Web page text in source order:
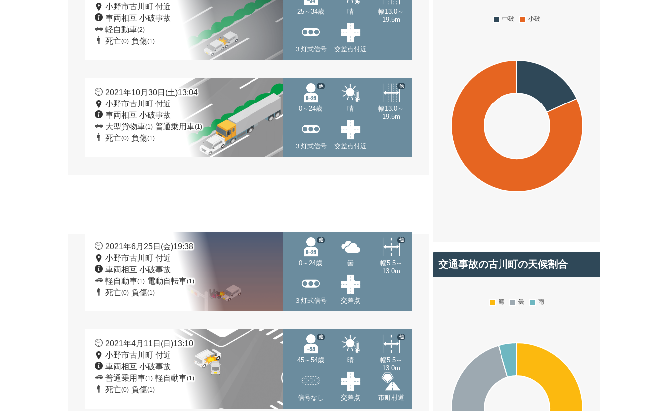
小野市古川町 付近
車両相互 小破事故
軽自動車(2)
死亡(0) 負傷(1)
25～34歳 晴
幅13.0～
19.5m
３灯式信号 交差点付近
2021年10月30日(土)13:04
小野市古川町 付近
車両相互 小破事故
大型貨物車(1) 普通乗用車(1)
死亡(0) 負傷(1)
0～24歳
他
晴
幅13.0～
19.5m
他
３灯式信号 交差点付近
2021年6月25日(金)19:38
小野市古川町 付近
車両相互 小破事故
軽自動車(1) 電動自転車(1)
死亡(0) 負傷(1)
0～24歳
他
曇
幅5.5～
13.0m
他
３灯式信号 交差点
2021年4月11日(日)13:10
小野市古川町 付近
車両相互 小破事故
普通乗用車(1) 軽自動車(1)
死亡(0) 負傷(1)
45～54歳
他
晴
幅5.5～
13.0m
他
信号なし 交差点 市町村道
交通事故の古川町の天候割合